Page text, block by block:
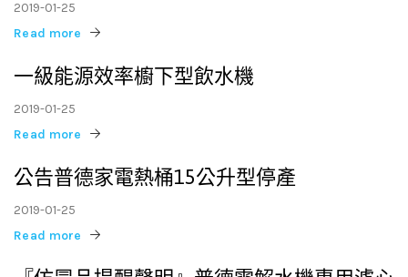
2019-01-25
Read more
一級能源效率櫥下型飲水機
2019-01-25
Read more
公告普德家電熱桶15公升型停產
2019-01-25
Read more